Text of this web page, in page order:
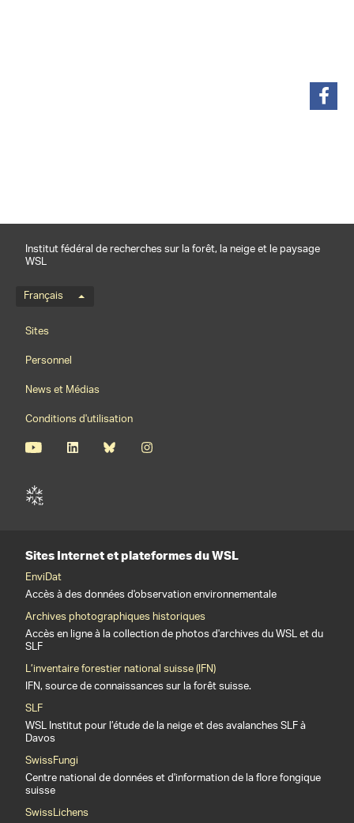
Institut fédéral de recherches sur la forêt, la neige et le paysage
WSL
Menu de langue
Français
Footernavigation
Sites
Personnel
News et Médias
Conditions d'utilisation
Sites Internet et plateformes du WSL
EnviDat
Accès à des données d'observation environnementale
Archives photographiques historiques
Accès en ligne à la collection de photos d'archives du WSL et du
SLF
L’inventaire forestier national suisse (IFN)
IFN, source de connaissances sur la forêt suisse.
SLF
WSL Institut pour l’étude de la neige et des avalanches SLF à
Davos
SwissFungi
Centre national de données et d'information de la flore fongique
suisse
SwissLichens